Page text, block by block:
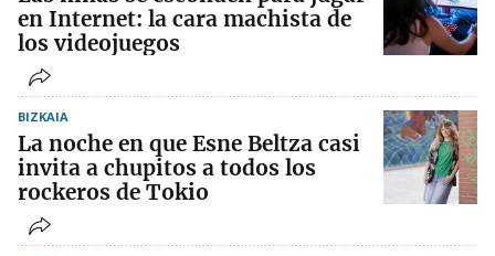
en Internet: la cara machista de
los videojuegos
BIZKAIA
La noche en que Esne Beltza casi
invita a chupitos a todos los
rockeros de Tokio